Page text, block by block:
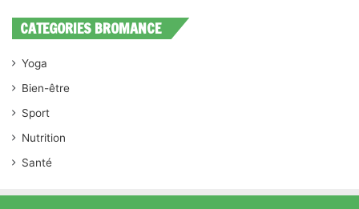
CATEGORIES BROMANCE
Yoga
Bien-être
Sport
Nutrition
Santé